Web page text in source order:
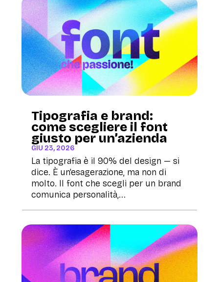
Tipografia e brand:
come scegliere il font
giusto per un’azienda
GIU 23, 2026
La tipografia è il 90% del design — si
dice. È un'esagerazione, ma non di
molto. Il font che scegli per un brand
comunica personalità,...